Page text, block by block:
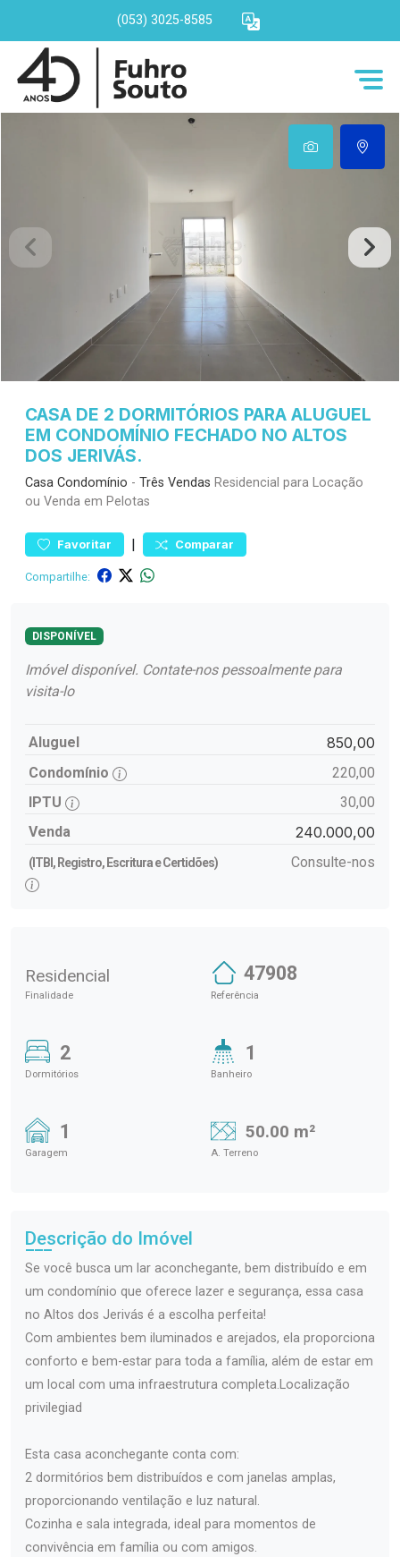
(053) 3025-8585
CASA DE 2 DORMITÓRIOS PARA ALUGUEL
EM CONDOMÍNIO FECHADO NO ALTOS
DOS JERIVÁS.
Casa Condomínio - Três Vendas Residencial para Locação
ou Venda em Pelotas
Favoritar | Comparar
Compartilhe:
DISPONÍVEL
Imóvel disponível. Contate-nos pessoalmente para
visita-lo
Aluguel 850,00
Condomínio
220,00
IPTU
30,00
Venda
240.000,00
(ITBI, Registro, Escritura e Certidões) Consulte-nos
Residencial
Finalidade
47908
Referência
2
Dormitórios
1
Banheiro
1
Garagem
50.00 m²
A. Terreno
Descrição do Imóvel
Se você busca um lar aconchegante, bem distribuído e em
um condomínio que oferece lazer e segurança, essa casa
no Altos dos Jerivás é a escolha perfeita!
Com ambientes bem iluminados e arejados, ela proporciona
conforto e bem-estar para toda a família, além de estar em
um local com uma infraestrutura completa.Localização
privilegiad
Esta casa aconchegante conta com:
2 dormitórios bem distribuídos e com janelas amplas,
proporcionando ventilação e luz natural.
Cozinha e sala integrada, ideal para momentos de
convivência em família ou com amigos.